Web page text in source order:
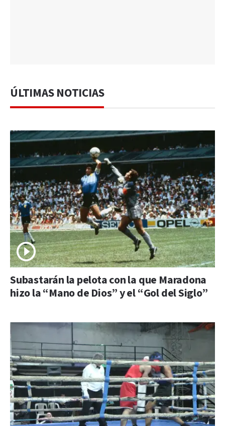
ÚLTIMAS NOTICIAS
Subastarán la pelota con la que Maradona
hizo la “Mano de Dios” y el “Gol del Siglo”